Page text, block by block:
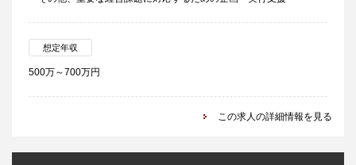
想定年収
500万～700万円
この求人の詳細情報を見る